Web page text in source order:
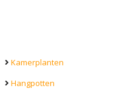
Kamerplanten
Hangpotten